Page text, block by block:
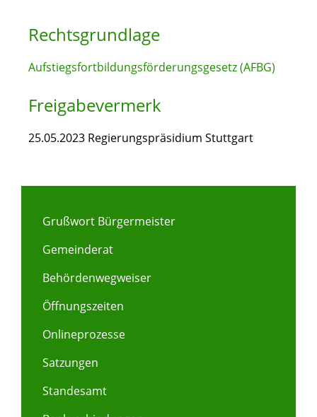
Rechtsgrundlage
Aufstiegsfortbildungsförderungsgesetz (AFBG)
Freigabevermerk
25.05.2023 Regierungspräsidium Stuttgart
Grußwort Bürgermeister
Gemeinderat
Behördenwegweiser
Öffnungszeiten
Onlineprozesse
Satzungen
Standesamt